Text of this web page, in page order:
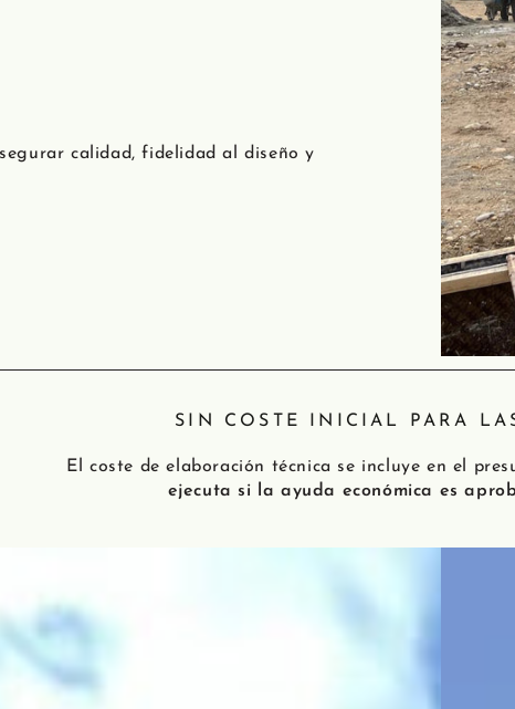
calidad, fidelidad al diseño y
SIN COSTE INICIAL PARA
El coste de elaboración técnica se incluye en el
ejecuta si la ayuda económica es